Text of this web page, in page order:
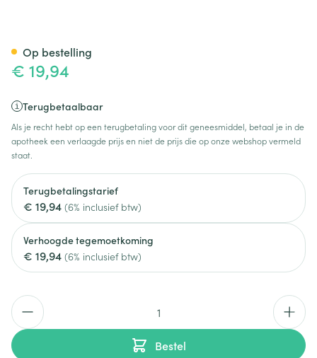
€ 19,94
Terugbetaalbaar
Als je recht hebt op een terugbetaling voor dit geneesmiddel, betaal je in de
apotheek een verlaagde prijs en niet de prijs die op onze webshop vermeld
staat.
Terugbetalingstarief
€ 19,94 (6% inclusief btw)
Verhoogde tegemoetkoming
€ 19,94 (6% inclusief btw)
Aantal
Bestel
Op bestelling